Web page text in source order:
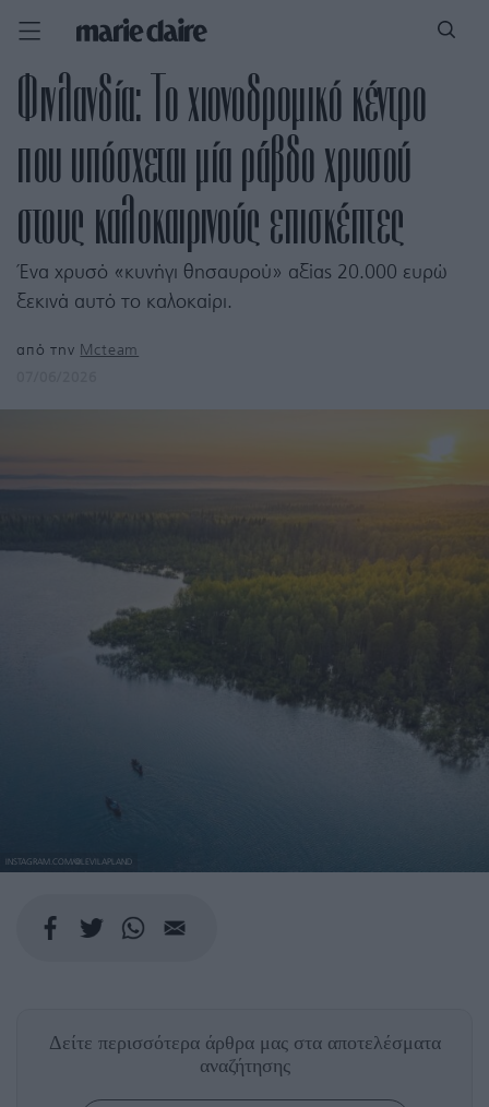
Φινλανδία: Το χιονοδρομικό κέντρο
που υπόσχεται μία ράβδο χρυσού
στους καλοκαιρινούς επισκέπτες
Ένα χρυσό «κυνήγι θησαυρού» αξίας 20.000 ευρώ
ξεκινά αυτό το καλοκαίρι.
από την Mcteam
INSTAGRAM.COM/@LEVILAPLAND
Δείτε περισσότερα άρθρα μας στα αποτελέσματα
αναζήτησης